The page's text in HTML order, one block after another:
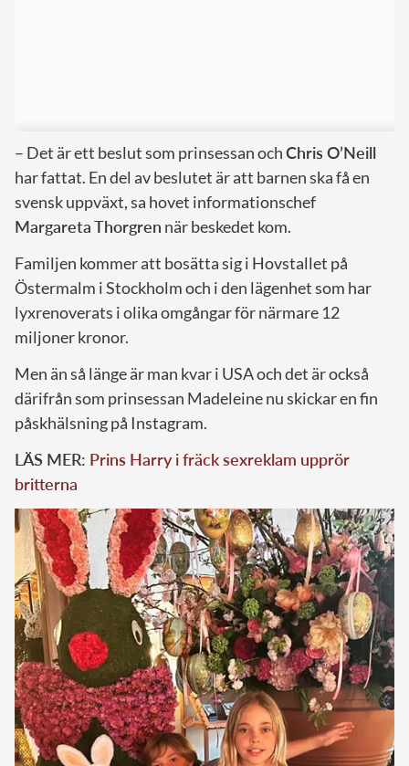
– Det är ett beslut som prinsessan ochChris O’Neill
har fattat. En del av beslutet är att barnen ska få en
svensk uppväxt, sa hovet informationschef
Margareta Thorgren när beskedet kom.
Familjen kommer att bosätta sig i Hovstallet på
Östermalm i Stockholm och i den lägenhet som har
lyxrenoverats i olika omgångar för närmare 12
miljoner kronor.
Men än så länge är man kvar i USA och det är också
därifrån som prinsessan Madeleine nu skickar en fin
påskhälsning på Instagram.
LÄS MER: Prins Harry i fräck sexreklam upprör
britterna